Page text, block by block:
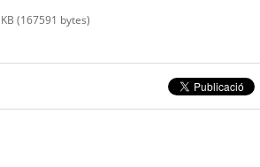
(167591 bytes)